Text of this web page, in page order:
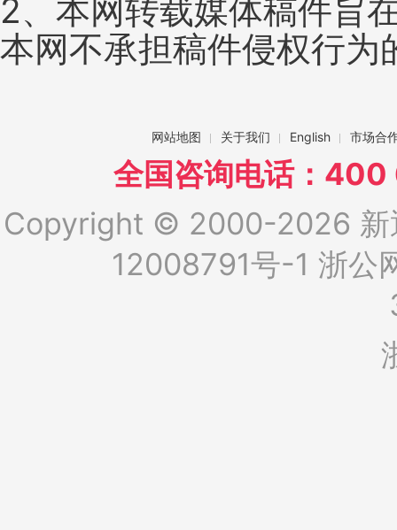
2、本网转载媒体稿件旨
本网不承担稿件侵权行为
网站地图 关于我们 English 市场合
全国咨询电话：
Copyright © 2000-2026 新
12008791号-1 浙公